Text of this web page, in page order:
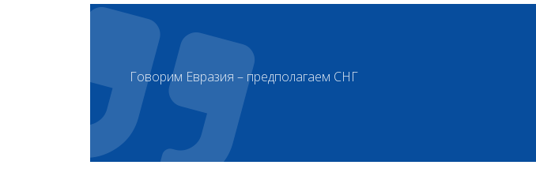
Говорим Евразия – предполагаем СНГ